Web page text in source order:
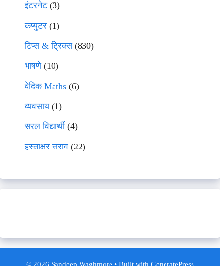
इंटरनेट(3)
कंप्युटर (1)
टिप्स & ट्रिक्स(830)
भाषणे(10)
वेदिक Maths (6)
व्यवसाय(1)
सरल विद्यार्थी(4)
हस्ताक्षर सराव (22)
© 2026 Sandeep Waghmore • Built with GeneratePress